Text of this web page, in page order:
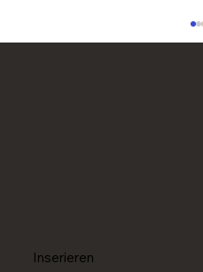
Championships in
Inserieren